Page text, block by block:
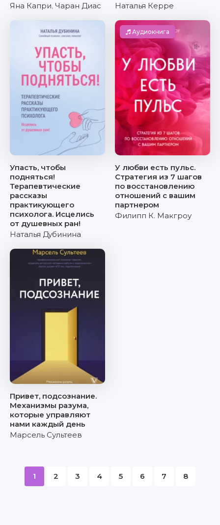
Яна Капри, Чаран Диас
Наталья Керре
Упасть, чтобы
подняться!
Терапевтические
рассказы
практикующего
психолога. Исцелись
от душевных ран!
Наталья Дубинина
Аудиокнига
У любви есть пульс.
Стратегия из 7 шагов
по восстановлению
отношений с вашим
партнером
Филипп К. Макгроу
Привет, подсознание.
Механизмы разума,
которые управляют
нами каждый день
Марсель Сультеев
1 2 3 4 5 6 7 8